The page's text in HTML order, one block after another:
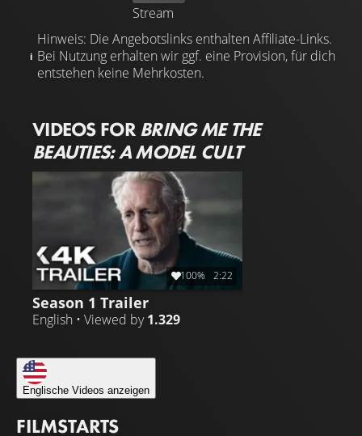
Stream
Hinweis: Die Angebotslinks enthalten Affiliate-Links.
Bei Nutzung erhalten wir ggf. eine Provision, für dich
entstehen keine Mehrkosten.
VIDEOS FORBRING ME THE
BEAUTIES: A MODEL CULT
100% 2:22
Season 1 Trailer
English • Viewed by1.329
Englische Videos anzeigen
FILMSTARTS